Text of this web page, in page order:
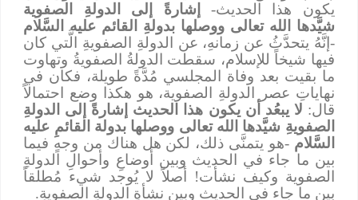
يكون هذا الحديث-
إشارةً إلى الدولةِ الصفوية
شيَّدها الله تعالى ووصلها بدولةِ القائم عليه السَّلام
-إنَّهُ يتحدَّثُ عن زمانهِ، عن الدولةِ الصفويةِ الَّتي كان
فيها شيخاً للإسلام، سقطت الدولةُ الصفويةُ وتهاوت
ما بقيت بعد وفاة المجلسي مُدَّةً طويلة، فكان في
نهاياتِ عصر الدولةِ الصفوية، هو هكذا وضع احتمالاً
قال: لا يبعُد أن يكون هذا الحديث إشارةً إلى الدولةِ
الصفويةِ شيَّدها الله تعالى ووصلها بدولة القائمِ عليه
السَّلام-هو يتمنَّى ذلك، لكن هل هناك من وجهٍ فيما
بين ما جاء في الحديث وبين أوضاعِ وأحوالِ الدولةِ
الصفوية وكيف نشأت! أصلاً لا يُوجد شيء مُطلقاً
بين ما جاء في الحديث وبين نشأةِ الدولةِ الصفوية.